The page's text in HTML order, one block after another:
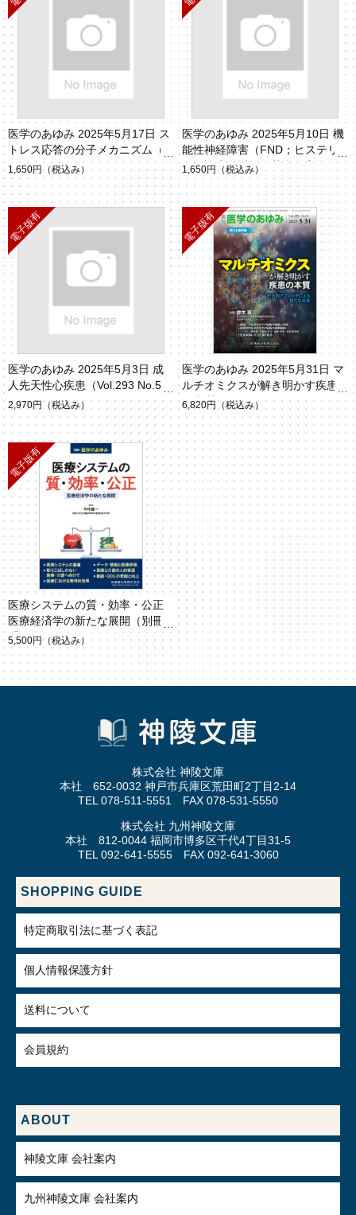
医学のあゆみ 2025年5月17日 ス
トレス応答の分子メカニズム（V
ol.293 No.7）
1,650円 （税込み）
医学のあゆみ 2025年5月10日 機
能性神経障害（FND；ヒステリ
ー）診療の近年の革命的変化（V
ol.293 No.6）
1,650円 （税込み）
医学のあゆみ 2025年5月3日 成
人先天性心疾患（Vol.293 No.5）
2,970円 （税込み）
医学のあゆみ 2025年5月31日 マ
ルチオミクスが解き明かす疾患
の本質（Vol.293 No.9）
6,820円 （税込み）
医療システムの質・効率・公正
医療経済学の新たな展開（別冊
「医学のあゆみ」）
5,500円 （税込み）
株式会社 神陵文庫
本社 652-0032 神戸市兵庫区荒田町2丁目2-14
TEL 078-511-5551 FAX 078-531-5550
株式会社 九州神陵文庫
本社 812-0044 福岡市博多区千代4丁目31-5
TEL 092-641-5555 FAX 092-641-3060
SHOPPING GUIDE
特定商取引法に基づく表記
個人情報保護方針
送料について
会員規約
ABOUT
神陵文庫 会社案内
九州神陵文庫 会社案内